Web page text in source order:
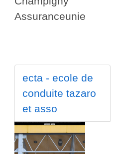
Assuranceunie
ecta - ecole de
conduite tazaro
et asso